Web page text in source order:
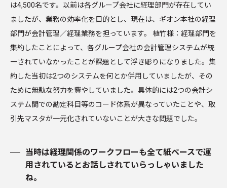
は4,500名です。以前は各グループ会社に経理部門が存在してい
ましたが、業務の効率化を目的とし、現在は、ギオン本社の経理
部門が会計管理／経理業務を担っています。 植竹様：経理部門を
集約したことによって、各グループ会社の会計管理システムが統
一されていなかったことが課題として浮き彫りになりました。集
約した当初は2つのシステムを何とか併用していましたが、その
ために無駄な努力を費やしていました。具体的には2つの会計シ
ステム間での勘定科目等のコード体系が異なっていたことや、取
引先マスタが一元化されていないことが大きな問題でした。
当時は経理関係のワークフローも全て紙ベースで運
用されているとお話しされていらっしゃいました
ね。